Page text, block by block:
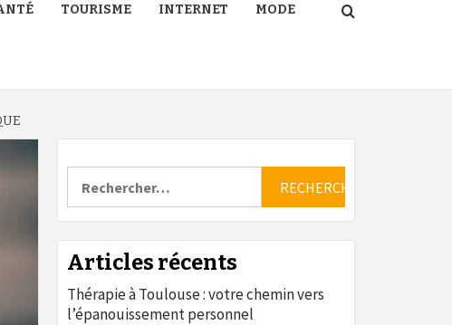
TOURISME INTERNET MODE
Articles récents
Thérapie à Toulouse : votre chemin vers
l’épanouissement personnel